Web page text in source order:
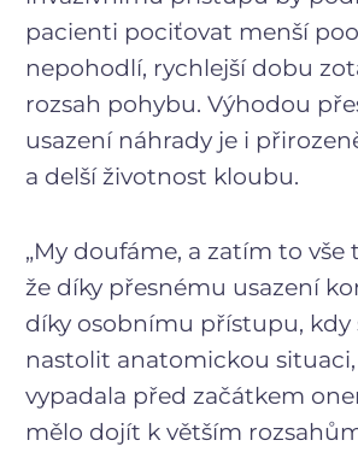
pacienti pociťovat menší
nepohodlí, rychlejší dobu
rozsah pohybu. Výhodou
usazení náhrady je i
a delší životnost kloubu.
„My doufáme, a zatím to vše
že díky přesnému usazení
díky osobnímu přístupu, kdy
nastolit anatomickou
vypadala před začátkem
mělo dojít k větším